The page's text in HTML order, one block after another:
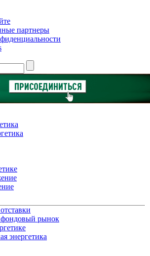
партнеры
фондовый рынок
энергетика